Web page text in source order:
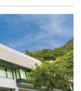
燉煮時間都不同，
理困難許多。有內
少也需要近10名經
、炸台、蒸台等不
準配合，只要其中
節奏，因此真正考
是否有能力統籌整
能重新認識鯊魚與
絲專頁「阿鏘的動
本照片，並笑稱活
想到做成標本後卻
網友共鳴。不少人
是社畜代表」、
民眾指出，館內不